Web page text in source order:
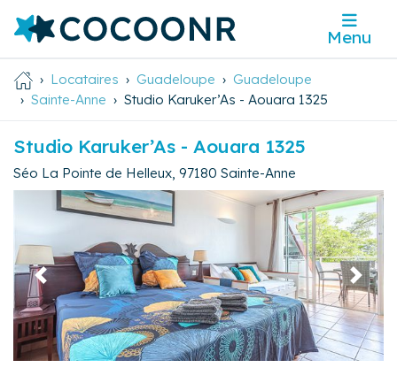
Menu
Locataires Guadeloupe
Guadeloupe
Sainte-Anne
Studio Karuker’As - Aouara 1325
Studio Karuker’As - Aouara 1325
Séo La Pointe de Helleux 97180 Sainte-Anne
Précédent